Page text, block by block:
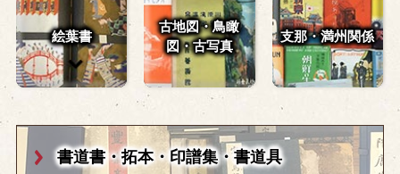
絵葉書
古地図・鳥瞰
図・古写真
支那・満州関係
書道書・拓本・ 印譜集・書道具